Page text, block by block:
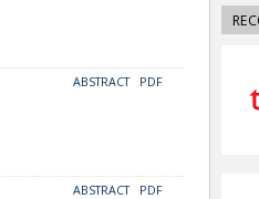
ABSTRACT PDF
ABSTRACT PDF